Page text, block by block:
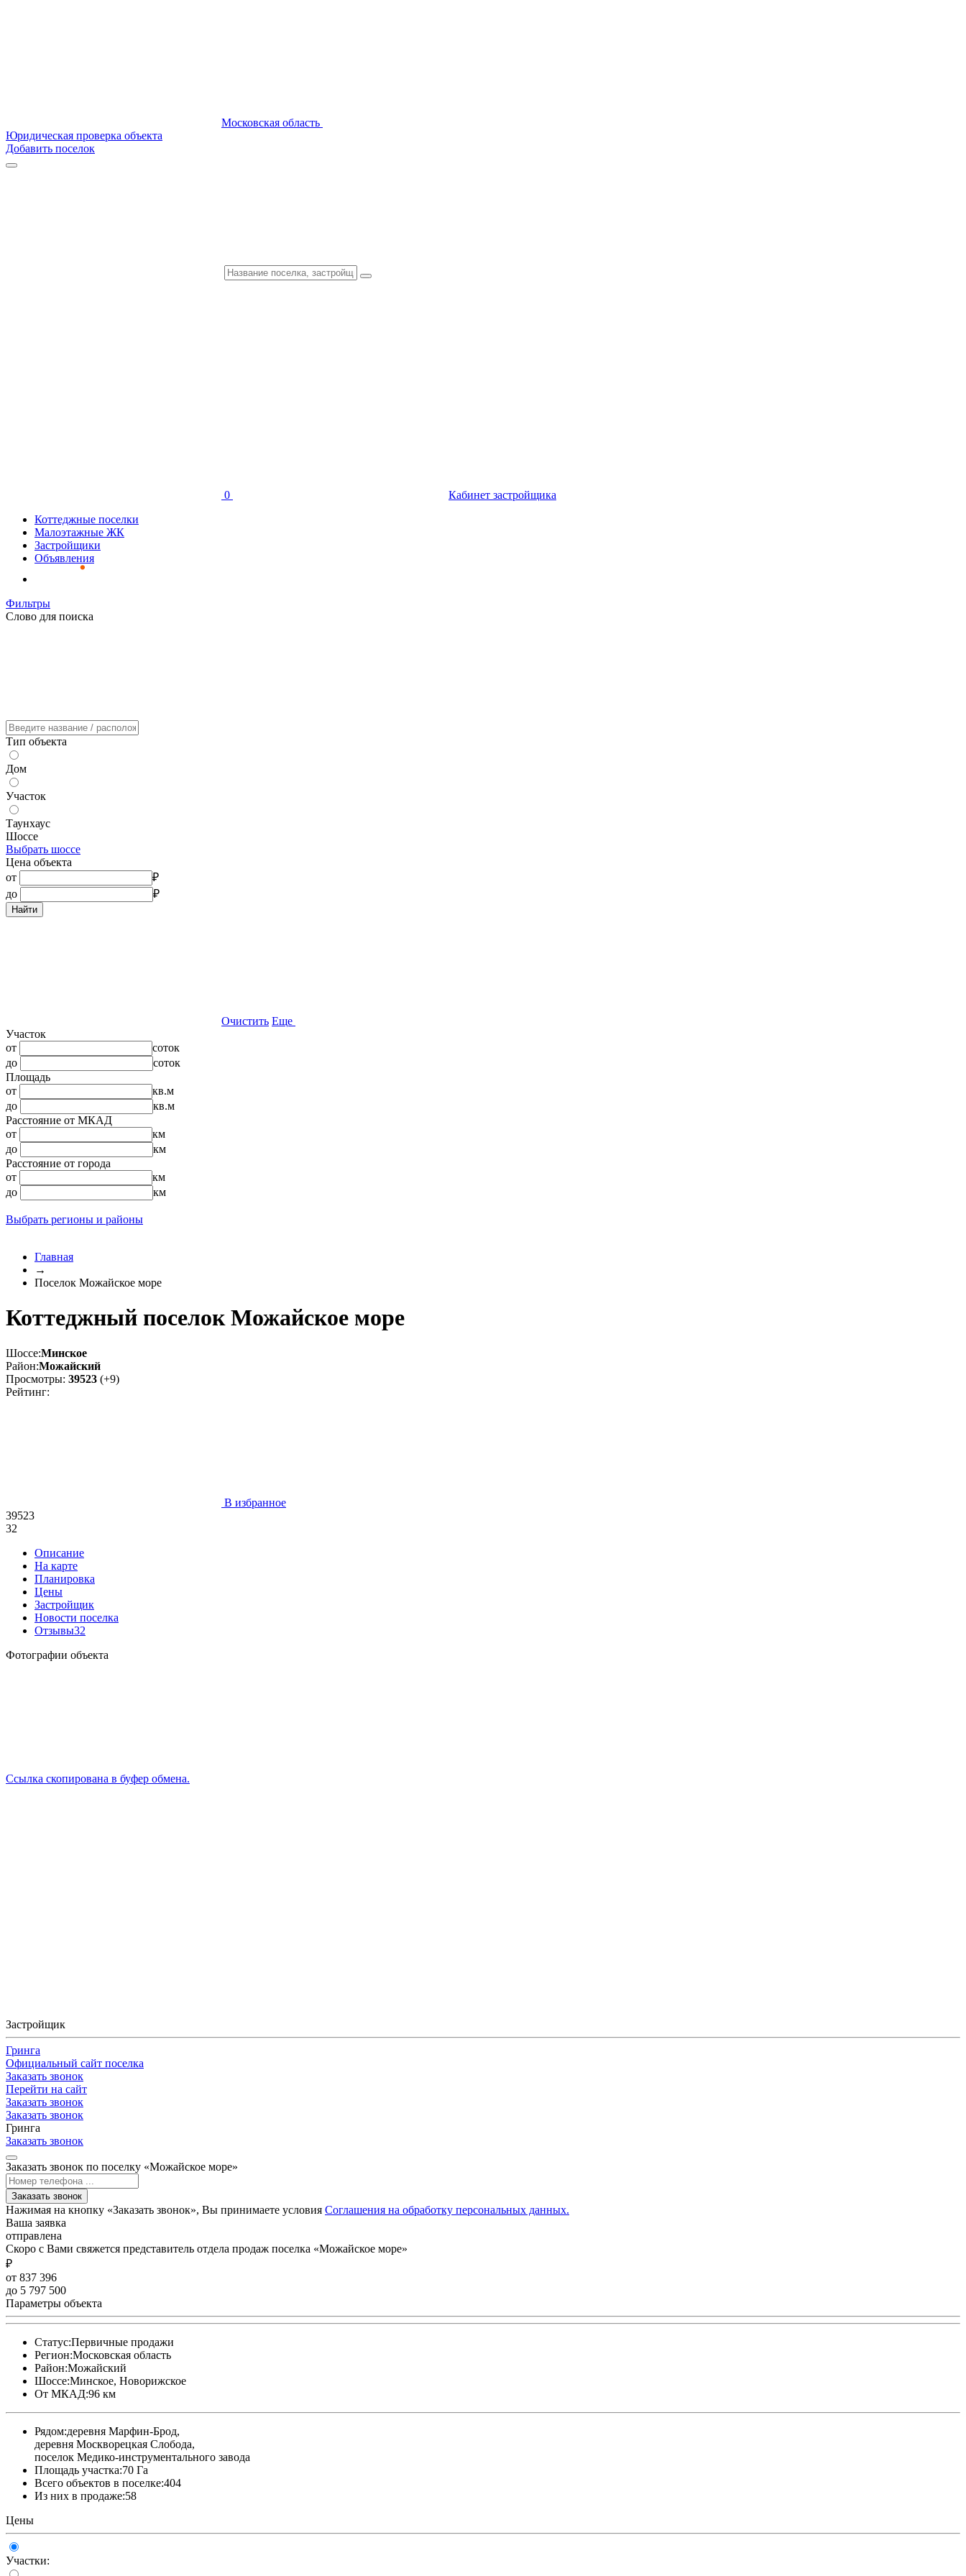
Московская область
Юридическая проверка объекта
Добавить поселок
0
Кабинет застройщика
Коттеджные поселки
Малоэтажные ЖК
Застройщики
Объявления
Фильтры
Слово для поиска
Тип объекта
Дом
Участок
Таунхаус
Шоссе
Выбрать шоссе
Цена объекта
от
₽
до
₽
Найти
Очистить Еще
Участок
от
соток
до
соток
Площадь
от
кв.м
до
кв.м
Расстояние от МКАД
от
км
до
км
Расстояние от города
от
км
до
км
Выбрать регионы и районы
Главная
→
Поселок Можайское море
Коттеджный поселок Можайское море
Шоссе:Минское
Район:Можайский
Просмотры: 39523 (+9)
Рейтинг:
В избранное
39523
32
Описание
На карте
Планировка
Цены
Застройщик
Новости поселка
Отзывы32
Фотографии объекта
Ссылка скопирована в буфер обмена.
Застройщик
Гринга
Официальный сайт поселка
Заказать звонок
Перейти на сайт
Заказать звонок
Заказать звонок
Гринга
Заказать звонок
Заказать звонок по поселку «Можайское море»
Заказать звонок
Нажимая на кнопку «Заказать звонок», Вы принимаете условия Соглашения на обработку персональных данных.
Ваша заявка
отправлена
Скоро с Вами свяжется представитель отдела продаж поселка «Можайское море»
₽
от 837 396
до 5 797 500
Параметры объекта
Статус:Первичные продажи
Регион:Московская область
Район:Можайский
Шоссе:Минское, Новорижское
От МКАД:96 км
Рядом:деревня Марфин-Брод,
деревня Москворецкая Слобода,
поселок Медико-инструментального завода
Площадь участка:70 Га
Всего объектов в поселке:404
Из них в продаже:58
Цены
Участки: